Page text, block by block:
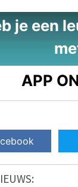
je een
APP